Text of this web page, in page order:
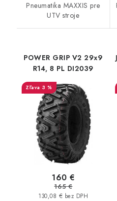
Pneumatika MAXXIS pre
UTV stroje
POWER GRIP V2 29x9
R14, 8 PL DI2039
3 %
130,08 € bez DPH
160 €
165 €